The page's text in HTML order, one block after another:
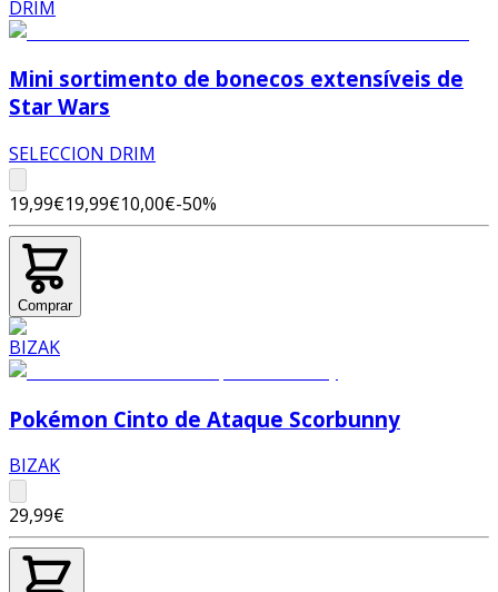
Mini sortimento de bonecos extensíveis de
Star Wars
SELECCION DRIM
19,99€19,99€10,00€-50%
Comprar
Pokémon Cinto de Ataque Scorbunny
BIZAK
29,99€